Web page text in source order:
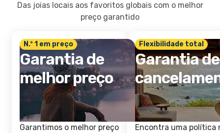
Das joias locais aos favoritos globais com o melhor
preço garantido
N.º 1 em preço
Garantia de
melhor preço
Garantimos o melhor preço
Flexibilidade total
Garantia de
Encontra uma política